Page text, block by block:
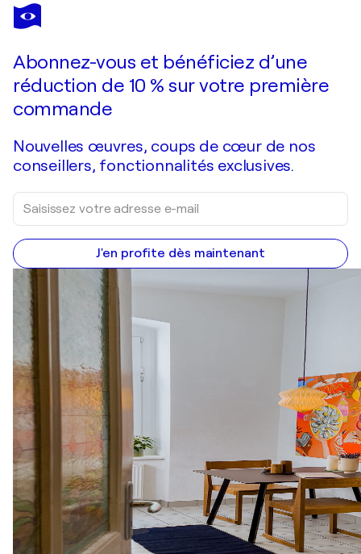
LISA ELLEY
Shoreline Stillness
Abonnez-vous et bénéficiez d’une
réduction de 10 % sur votre première
commande
Nouvelles œuvres, coups de cœur de nos
conseillers, fonctionnalités exclusives.
J'en profite dès maintenant